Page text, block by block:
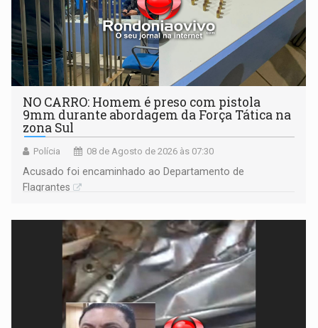
NO CARRO: Homem é preso com pistola
9mm durante abordagem da Força Tática na
zona Sul
Polícia 08 de Agosto de 2026 às 07:30
Acusado foi encaminhado ao Departamento de
Flagrantes